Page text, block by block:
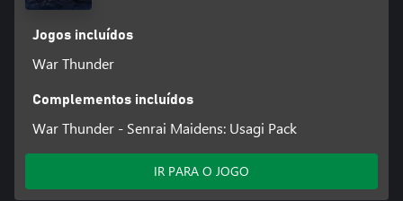
Jogos incluídos
War Thunder
Complementos incluídos
War Thunder - Senrai Maidens: Usagi Pack
IR PARA O JOGO